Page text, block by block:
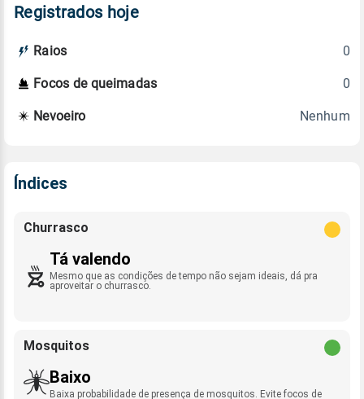
Registrados hoje
Raios 0
Focos de queimadas 0
Nevoeiro Nenhum
Índices
Churrasco
Tá valendo
Mesmo que as condições de tempo não sejam ideais, dá pra
aproveitar o churrasco.
Mosquitos
Baixo
Baixa probabilidade de presença de mosquitos. Evite focos de